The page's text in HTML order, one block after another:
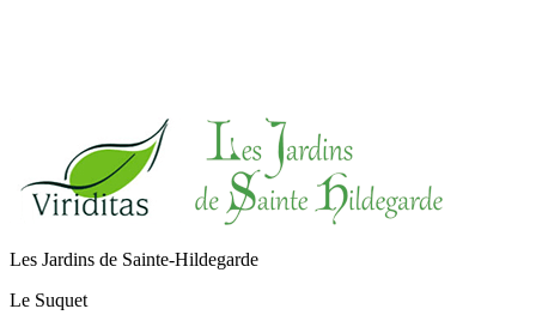
Les Jardins de Sainte-Hildegarde
Le Suquet